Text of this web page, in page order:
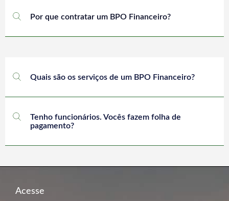
Por que contratar um BPO Financeiro?
Quais são os serviços de um BPO Financeiro?
Tenho funcionários. Vocês fazem folha de
pagamento?
Acesse